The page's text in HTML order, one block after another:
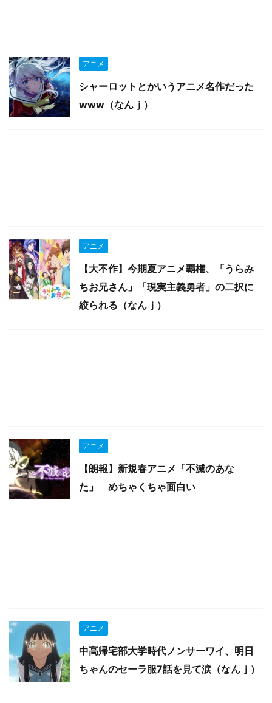
アニメ
シャーロットとかいうアニメ名作だった
www（なんｊ）
アニメ
【大不作】今期夏アニメ覇権、「うらみ
ちお兄さん」「現実主義勇者」の二択に
絞られる（なんｊ）
アニメ
【朗報】新規春アニメ「不滅のあな
た」 めちゃくちゃ面白い
アニメ
中高帰宅部大学時代ノンサーワイ、明日
ちゃんのセーラ服7話を見て涙（なんｊ）